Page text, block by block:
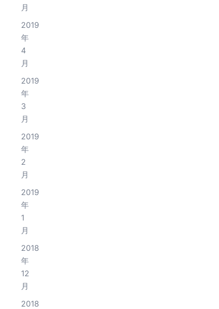
月
2019
年
4
月
2019
年
3
月
2019
年
2
月
2019
年
1
月
2018
年
12
月
2018